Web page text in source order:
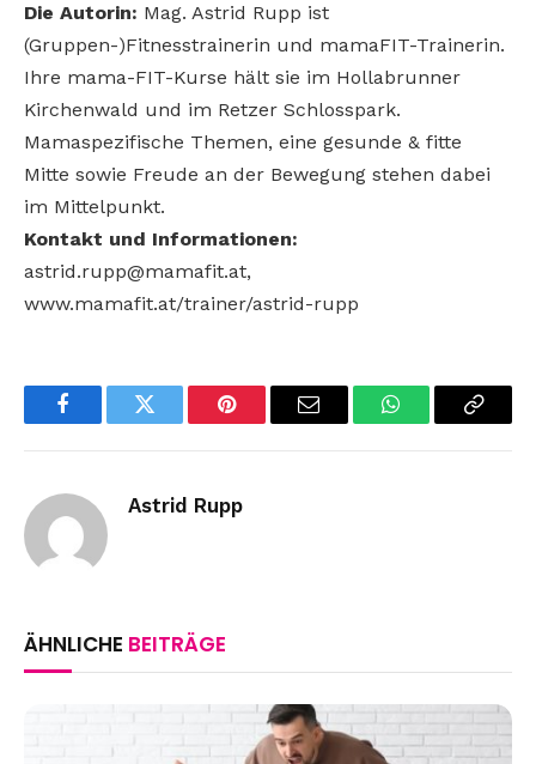
Die Autorin: Mag. Astrid Rupp ist
(Gruppen-)Fitnesstrainerin und mamaFIT-Trainerin.
Ihre mama-FIT-Kurse hält sie im Hollabrunner
Kirchenwald und im Retzer Schlosspark.
Mamaspezifische Themen, eine gesunde & fitte
Mitte sowie Freude an der Bewegung stehen dabei
im Mittelpunkt.
Kontakt und Informationen:
astrid.rupp@mamafit.at,
www.mamafit.at/trainer/astrid-rupp
FacebookTwitter Pinterest Email WhatsAppCopy
Astrid Rupp
ÄHNLICHE BEITRÄGE